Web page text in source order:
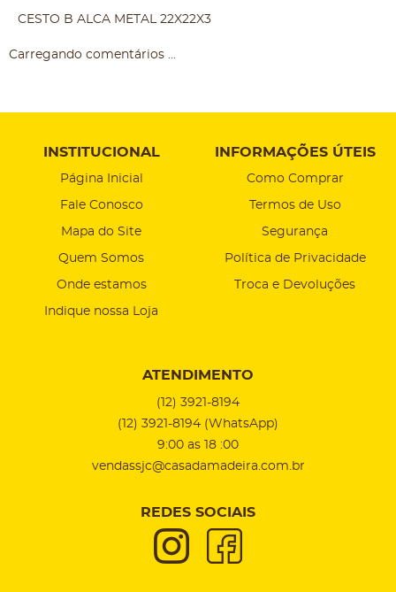
CESTO B ALCA METAL 22X22X3
Carregando comentários ...
INSTITUCIONAL
Página Inicial
Fale Conosco
Mapa do Site
Quem Somos
Onde estamos
Indique nossa Loja
INFORMAÇÕES ÚTEIS
Como Comprar
Termos de Uso
Segurança
Política de Privacidade
Troca e Devoluções
ATENDIMENTO
(12) 3921-8194
(12) 3921-8194 (WhatsApp)
9:00 as 18 :00
vendassjc@casadamadeira.com.br
REDES SOCIAIS